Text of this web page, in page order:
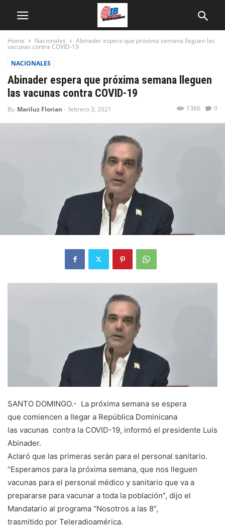
Home Nacionales Abinader espera que próxima semana lleguen las
vacunas contra COVID-19
NACIONALES
Abinader espera que próxima semana lleguen
las vacunas contra COVID-19
By Mariluz Florian - febrero 3, 2021 0
1366
SANTO DOMINGO.- La próxima semana se espera
que comiencen a llegar a República Dominicana
las vacunas contra la COVID-19, informó el presidente Luis
Abinader.
Aclaró que las primeras serán para el personal sanitario.
“Esperamos para la próxima semana, que nos lleguen
vacunas para el personal médico y sanitario que va a
prepararse para vacunar a toda la población”, dijo el
Mandatario al programa “Nosotros a las 8”,
trasmitido por Teleradioamérica.